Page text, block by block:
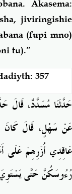
Akasema:
jiviringishie
(fupi mno)
tu).”
357
حَدَّثَنَا مُسَدَّدٌ، قَالَ
عَنْ سَهْلٍ، قَالَ كَانَ
عَاقِدِي أُزْرِهِمْ عَلَى
رُءُوسَكُنَّ حَتَّى